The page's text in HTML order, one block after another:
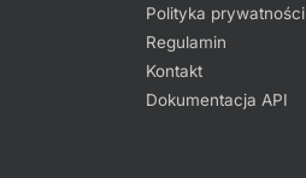
Polityka prywatności
Regulamin
Kontakt
Dokumentacja API